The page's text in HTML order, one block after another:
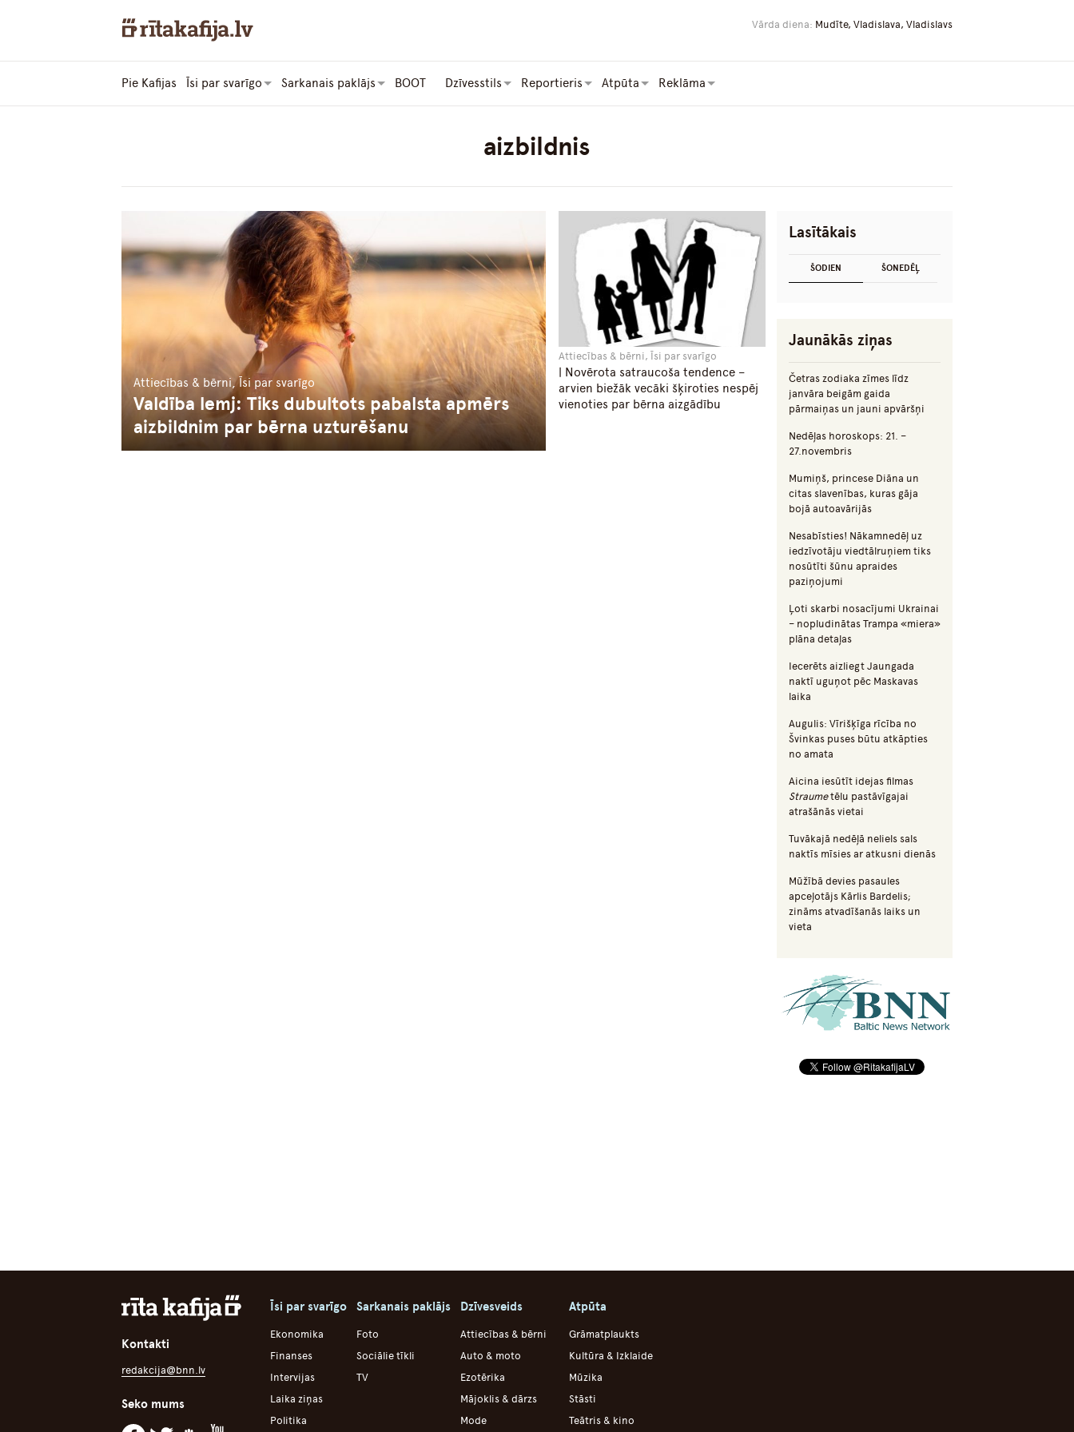
Vārda diena: Mudīte, Vladislava, Vladislavs
Pie Kafijas Īsi par svarīgo Sarkanais paklājs BOOT Dzīvesstils Reportieris Atpūta Reklāma
aizbildnis
Attiecības & bērni, Īsi par svarīgo
Valdība lemj: Tiks dubultots pabalsta apmērs
aizbildnim par bērna uzturēšanu
Attiecības & bērni, Īsi par svarīgo
| Novērota satraucoša tendence –
arvien biežāk vecāki šķiroties nespēj
vienoties par bērna aizgādību
Lasītākais
ŠODIEN ŠONEDĒĻ
Jaunākās ziņas
Četras zodiaka zīmes līdz
janvāra beigām gaida
pārmaiņas un jauni apvāršņi
Nedēļas horoskops: 21. –
27.novembris
Mumiņš, princese Diāna un
citas slavenības, kuras gāja
bojā autoavārijās
Nesabīsties! Nākamnedēļ uz
iedzīvotāju viedtālruņiem tiks
nosūtīti šūnu apraides
paziņojumi
Ļoti skarbi nosacījumi Ukrainai
– nopludinātas Trampa «miera»
plāna detaļas
Iecerēts aizliegt Jaungada
naktī uguņot pēc Maskavas
laika
Augulis: Vīrišķīga rīcība no
Švinkas puses būtu atkāpties
no amata
Aicina iesūtīt idejas filmas
Straumetēlu pastāvīgajai
atrašānās vietai
Tuvākajā nedēļā neliels sals
naktīs mīsies ar atkusni dienās
Mūžībā devies pasaules
apceļotājs Kārlis Bardelis;
zināms atvadīšanās laiks un
vieta
Kontakti
redakcija@bnn.lv
Seko mums
Īsi par svarīgo
Ekonomika
Finanses
Intervijas
Laika ziņas
Politika
Sarkanais paklājs
Foto
Sociālie tīkli
TV
Dzīvesveids
Attiecības & bērni
Auto & moto
Ezotērika
Mājoklis & dārzs
Mode
Atpūta
Grāmatplaukts
Kultūra & Izklaide
Mūzika
Stāsti
Teātris & kino